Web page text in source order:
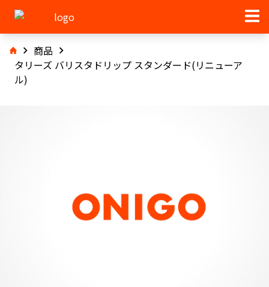
商品
タリーズ バリスタドリップ スタンダード(リニューア
ル)